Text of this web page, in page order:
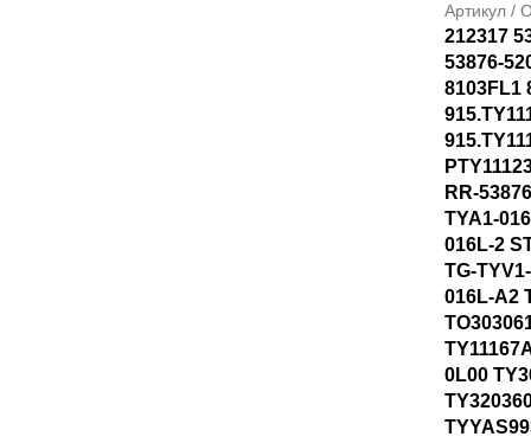
Артикул /
212317
53876-
8103FL1
RR-
TYA1-
016L-2
TG-
016L-A2
0L00